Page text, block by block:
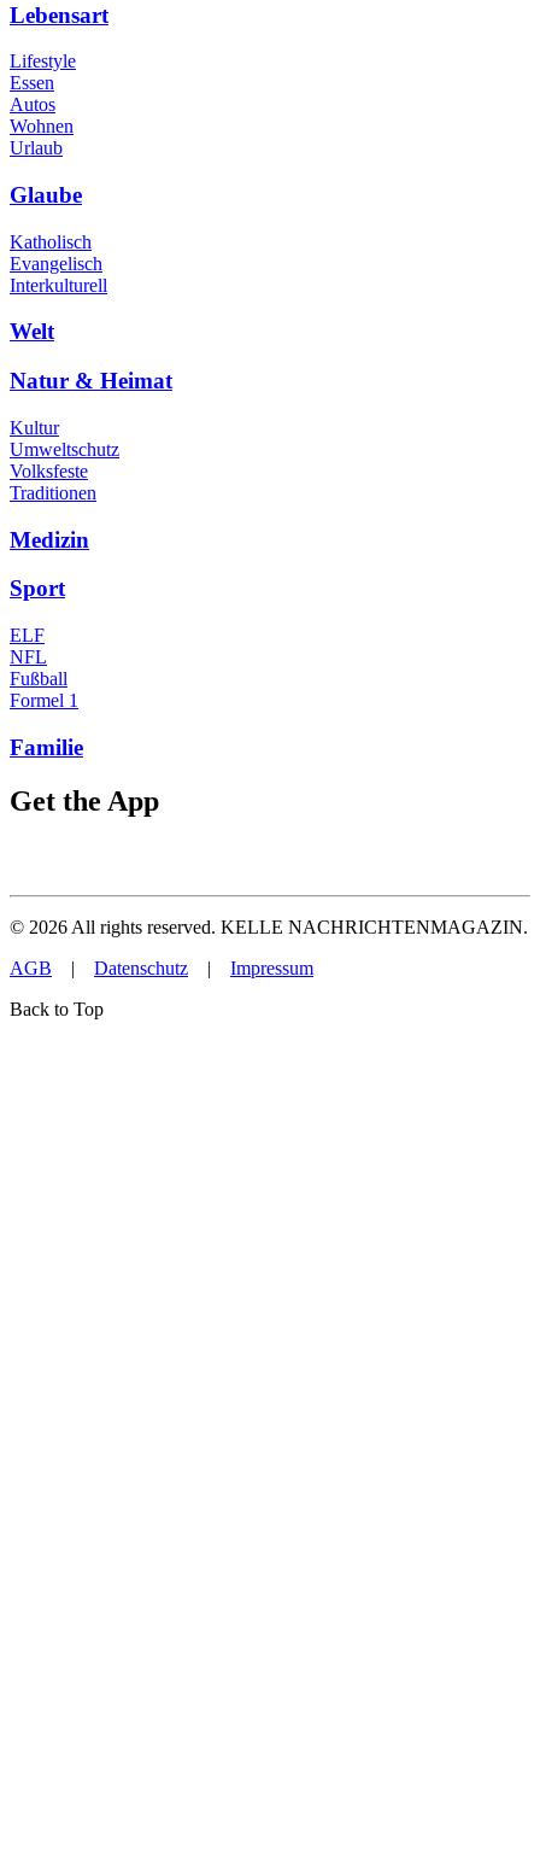
Lebensart
Lifestyle
Essen
Autos
Wohnen
Urlaub
Glaube
Katholisch
Evangelisch
Interkulturell
Welt
Natur & Heimat
Kultur
Umweltschutz
Volksfeste
Traditionen
Medizin
Sport
ELF
NFL
Fußball
Formel 1
Familie
Get the App
© 2026 All rights reserved. KELLE NACHRICHTENMAGAZIN.
AGB | Datenschutz | Impressum
Back to Top